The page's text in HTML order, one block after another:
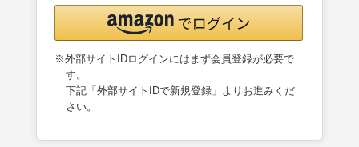
※外部サイトIDログインにはまず会員登録が必要で
す。
下記「外部サイトIDで新規登録」よりお進みくだ
さい。